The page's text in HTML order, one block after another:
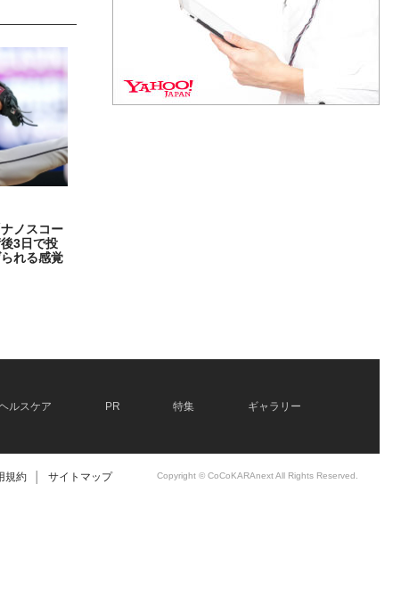
ノスコー
3日で投
れる感覚
ルスケア PR 特集 ギャラリー
規約 サイトマップ Copyright © CoCoKARAnext All Rights Reserved.